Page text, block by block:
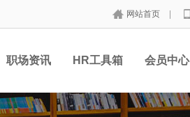
网站首页
职场资讯 HR工具箱 会员中心